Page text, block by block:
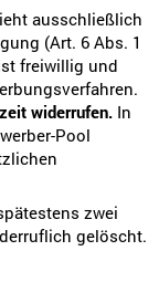
ausschließlich
(Art. 6 Abs. 1
freiwillig und
widerrufen.In
Pool
zwei
gelöscht.